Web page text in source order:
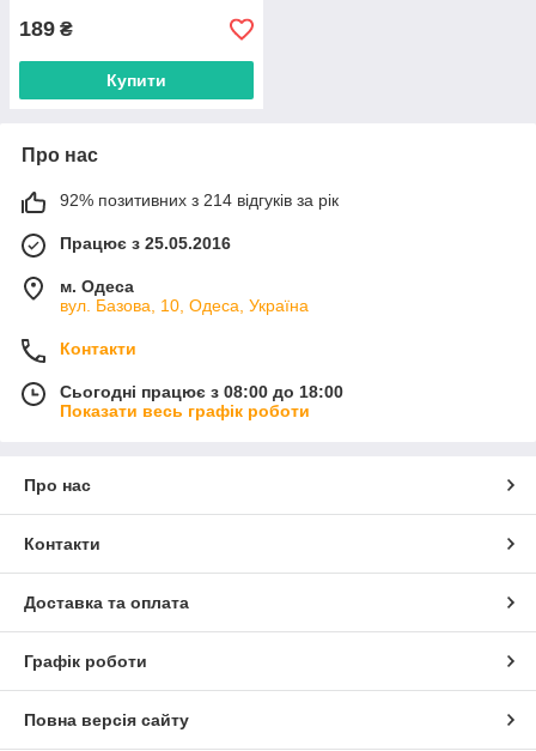
189 ₴
Купити
Про нас
92% позитивних з 214 відгуків за рік
Працює з 25.05.2016
м. Одеса
вул. Базова, 10, Одеса, Україна
Контакти
Сьогодні працює з 08:00 до 18:00
Показати весь графік роботи
Про нас
Контакти
Доставка та оплата
Графік роботи
Повна версія сайту